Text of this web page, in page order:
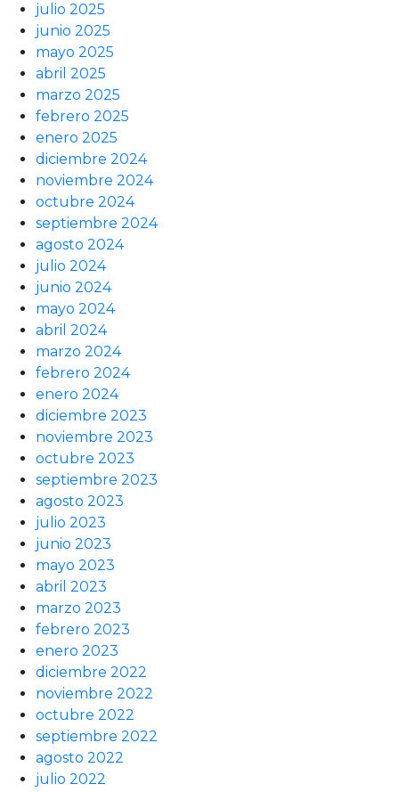
julio 2025
junio 2025
mayo 2025
abril 2025
marzo 2025
febrero 2025
enero 2025
diciembre 2024
noviembre 2024
octubre 2024
septiembre 2024
agosto 2024
julio 2024
junio 2024
mayo 2024
abril 2024
marzo 2024
febrero 2024
enero 2024
diciembre 2023
noviembre 2023
octubre 2023
septiembre 2023
agosto 2023
julio 2023
junio 2023
mayo 2023
abril 2023
marzo 2023
febrero 2023
enero 2023
diciembre 2022
noviembre 2022
octubre 2022
septiembre 2022
agosto 2022
julio 2022